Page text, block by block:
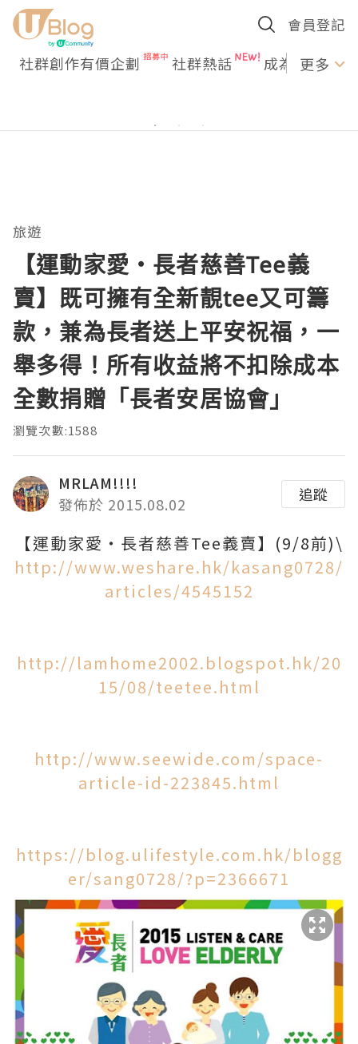
會員登記
社群創作有價企劃 社群熱話 成為U更多
旅遊
【運動家愛‧長者慈善Tee義
賣】既可擁有全新靚tee又可籌
款，兼為長者送上平安祝福，一
舉多得！所有收益將不扣除成本
全數捐贈「長者安居協會」
瀏覽次數:1588
MRLAM!!!!
發佈於 2015.08.02
追蹤
【運動家愛‧長者慈善Tee義賣】(9/8前)\
http://www.weshare.hk/kasang0728/
articles/4545152
http://lamhome2002.blogspot.hk/20
15/08/teetee.html
http://www.seewide.com/space-
article-id-223845.html
https://blog.ulifestyle.com.hk/blogg
er/sang0728/?p=2366671